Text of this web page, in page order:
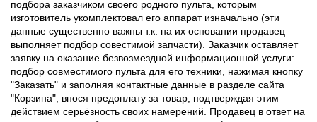
подбора заказчиком своего родного пульта, которым
изготовитель укомплектовал его аппарат изначально (эти
данные существенно важны т.к. на их основании продавец
выполняет подбор совестимой запчасти). Заказчик оставляет
заявку на оказание безвозмездной информационной услуги:
подбор совместимого пульта для его техники, нажимая кнопку
"Заказать" и заполняя контактные данные в разделе сайта
"Корзина", внося предоплату за товар, подтверждая этим
действием серьёзность своих намерений. Продавец в ответ на